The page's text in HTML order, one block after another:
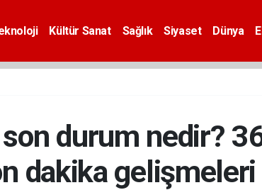
Kültür Sanat Sağlık Siyaset Dünya
durum nedir?
dakika gelişmeleri